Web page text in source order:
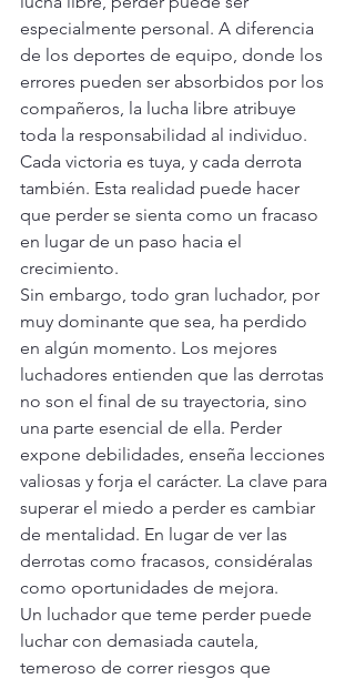
especialmente personal. A diferencia
de los deportes de equipo, donde los
errores pueden ser absorbidos por los
compañeros, la lucha libre atribuye
toda la responsabilidad al individuo.
Cada victoria es tuya, y cada derrota
también. Esta realidad puede hacer
que perder se sienta como un fracaso
en lugar de un paso hacia el
crecimiento.
Sin embargo, todo gran luchador, por
muy dominante que sea, ha perdido
en algún momento. Los mejores
luchadores entienden que las derrotas
no son el final de su trayectoria, sino
una parte esencial de ella. Perder
expone debilidades, enseña lecciones
valiosas y forja el carácter. La clave para
superar el miedo a perder es cambiar
de mentalidad. En lugar de ver las
derrotas como fracasos, considéralas
como oportunidades de mejora.
Un luchador que teme perder puede
luchar con demasiada cautela,
temeroso de correr riesgos que